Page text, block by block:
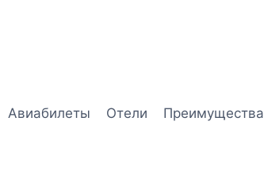
Авиабилеты Отели Преимущества